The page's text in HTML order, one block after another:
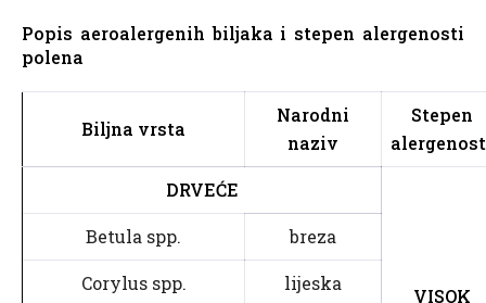
Popis aeroalergenih biljaka i stepen alergenosti
polena
Biljna vrsta
Narodni
naziv
Stepen
DRVEĆE
VISOK
Betula spp. breza
Corylus spp. lijeska